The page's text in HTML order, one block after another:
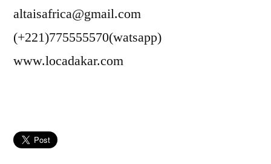
altaisafrica@gmail.com
(+221)775555570(watsapp)
www.locadakar.com